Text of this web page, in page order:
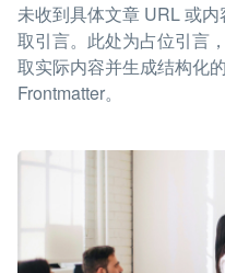
未收到具体文章 URL 或
取引言。此处为占位引言
取实际内容并生成结构化
Frontmatter。